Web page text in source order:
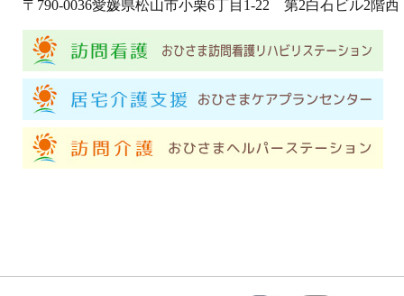
〒790-0036愛媛県松山市小栗6丁目1-22 第2白石ビル2階西